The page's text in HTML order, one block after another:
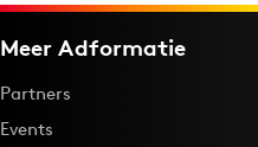
Meer Adformatie
Partners
Events